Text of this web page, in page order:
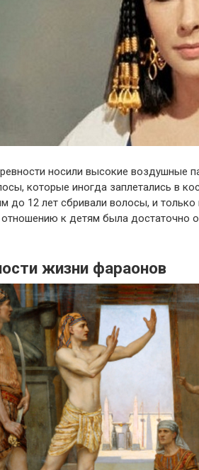
носили высокие воздушные
которые иногда заплетались в
до 12 лет сбривали волосы, и
к детям была достаточно
жизни фараонов